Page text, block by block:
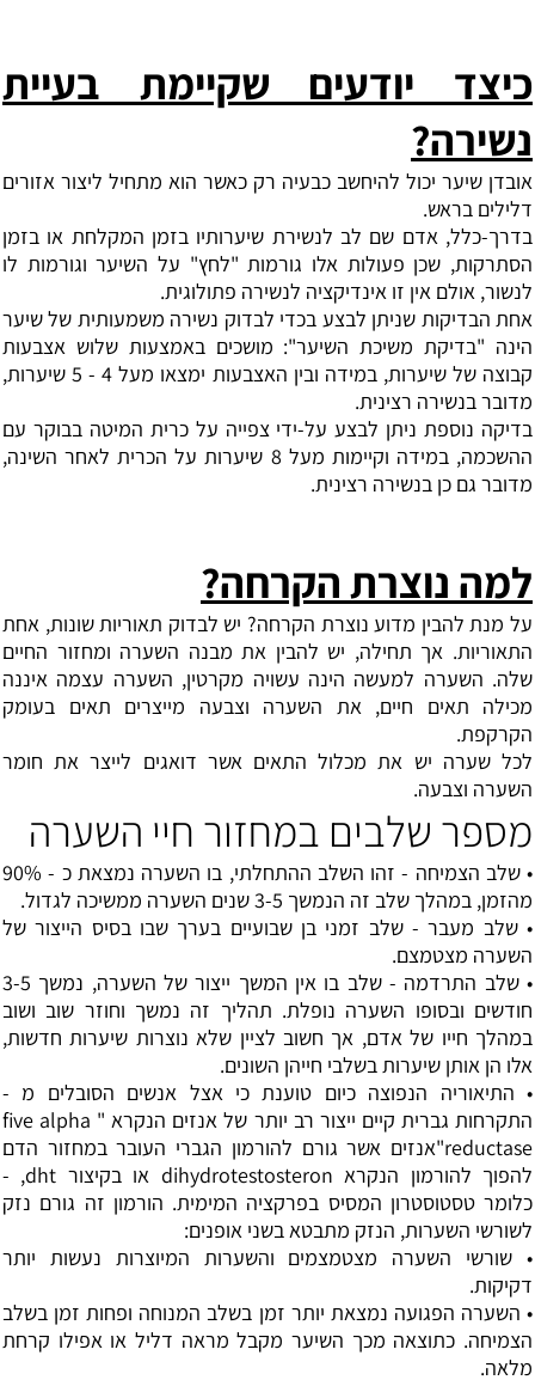
כיצד יודעים שקיימת בעיית
נשירה?
אובדן שיער יכול להיחשב כבעיה רק כאשר הוא מתחיל ליצור אזורים
דלילים בראש.
בדרך-כלל, אדם שם לב לנשירת שיערותיו בזמן המקלחת או בזמן
הסתרקות, שכן פעולות אלו גורמות "לחץ" על השיער וגורמות לו
לנשור, אולם אין זו אינדיקציה לנשירה פתולוגית.
אחת הבדיקות שניתן לבצע בכדי לבדוק נשירה משמעותית של שיער
הינה "בדיקת משיכת השיער": מושכים באמצעות שלוש אצבעות
קבוצה של שיערות, במידה ובין האצבעות ימצאו מעל 4 - 5 שיערות,
מדובר בנשירה רצינית.
בדיקה נוספת ניתן לבצע על-ידי צפייה על כרית המיטה בבוקר עם
ההשכמה, במידה וקיימות מעל 8 שיערות על הכרית לאחר השינה,
מדובר גם כן בנשירה רצינית.
למה נוצרת הקרחה?
על מנת להבין מדוע נוצרת הקרחה? יש לבדוק תאוריות שונות, אחת
התאוריות. אך תחילה, יש להבין את מבנה השערה ומחזור החיים
שלה. השערה למעשה הינה עשויה מקרטין, השערה עצמה איננה
מכילה תאים חיים, את השערה וצבעה מייצרים תאים בעומק
הקרקפת.
לכל שערה יש את מכלול התאים אשר דואגים לייצר את חומר
השערה וצבעה.
מספר שלבים במחזור חיי השערה
• שלב הצמיחה - זהו השלב ההתחלתי, בו השערה נמצאת כ - 90%
מהזמן, במהלך שלב זה הנמשך 3-5 שנים השערה ממשיכה לגדול.
• שלב מעבר - שלב זמני בן שבועיים בערך שבו בסיס הייצור של
השערה מצטמצם.
• שלב התרדמה - שלב בו אין המשך ייצור של השערה, נמשך 3-5
חודשים ובסופו השערה נופלת. תהליך זה נמשך וחוזר שוב ושוב
במהלך חייו של אדם, אך חשוב לציין שלא נוצרות שיערות חדשות,
אלו הן אותן שיערות בשלבי חייהן השונים.
• התיאוריה הנפוצה כיום טוענת כי אצל אנשים הסובלים מ -
התקרחות גברית קיים ייצור רב יותר של אנזים הנקרא " five alpha
reductase"אנזים אשר גורם להורמון הגברי העובר במחזור הדם
להפוך להורמון הנקרא dihydrotestosteron או בקיצור dht, -
כלומר טסטוסטרון המסיס בפרקציה המימית. הורמון זה גורם נזק
לשורשי השערות, הנזק מתבטא בשני אופנים:
• שורשי השערה מצטמצמים והשערות המיוצרות נעשות יותר
דקיקות.
• השערה הפגועה נמצאת יותר זמן בשלב המנוחה ופחות זמן בשלב
הצמיחה. כתוצאה מכך השיער מקבל מראה דליל או אפילו קרחת
מלאה.